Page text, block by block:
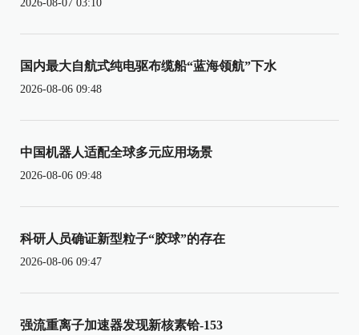
2026-08-07 03:10
国内最大自航式纯电驱布缆船“蓝海领航”下水
2026-08-06 09:48
中国机器人适配全球多元应用场景
2026-08-06 09:48
科研人员确证新型粒子“胶球”的存在
2026-08-06 09:47
强流重离子加速器发现新核素铪-153